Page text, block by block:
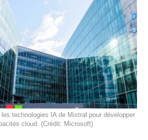
les technologies IA de Mistral pour développer
cloud. (Crédit: Microsoft)